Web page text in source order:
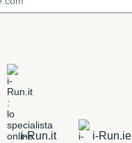
i-Run.it i-Run.ie